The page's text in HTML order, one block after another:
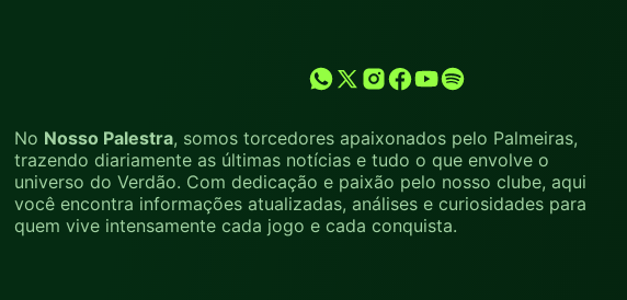
No Nosso Palestra, somos torcedores apaixonados pelo Palmeiras,
trazendo diariamente as últimas notícias e tudo o que envolve o
universo do Verdão. Com dedicação e paixão pelo nosso clube, aqui
você encontra informações atualizadas, análises e curiosidades para
quem vive intensamente cada jogo e cada conquista.